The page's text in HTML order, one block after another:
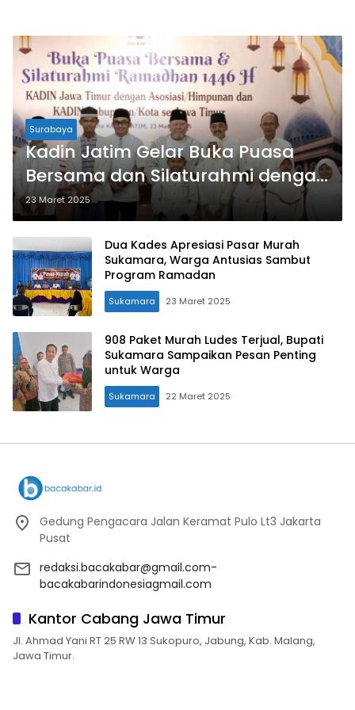
Surabaya
Kadin Jatim Gelar Buka Puasa
Bersama dan Silaturahmi dengan
Kadin Kota/Kabupaten Se-Jatim
23 Maret 2025
Dua Kades Apresiasi Pasar Murah
Sukamara, Warga Antusias Sambut
Program Ramadan
Sukamara 23 Maret 2025
908 Paket Murah Ludes Terjual, Bupati
Sukamara Sampaikan Pesan Penting
untuk Warga
Sukamara 22 Maret 2025
Gedung Pengacara Jalan Keramat Pulo Lt3 Jakarta
Pusat
redaksi.bacakabar@gmail.com-
bacakabarindonesiagmail.com
Kantor Cabang Jawa Timur
Jl. Ahmad Yani RT 25 RW 13 Sukopuro, Jabung, Kab. Malang,
Jawa Timur.